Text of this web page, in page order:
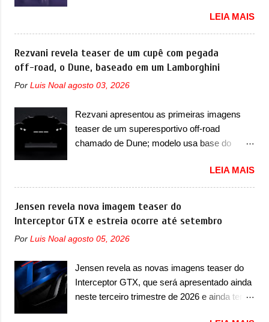
Era o Pointer, versão hatchback do Logus
que chegava depois de um ano de atraso. A
invasão de 1994 foi marcava pelos
franceses, alemães, japoneses e coreanos
que chegaram arrancando corações em
destacaram nas vendas em 1994 foram o
Renault R19 que vinha em 3 versões de
carroceria, sendo duas do hatch e o sedan, a
vai apresentar na China as primeiras
mudanças para o Z20, um misto de hatch
com SUV que é vendido no mercado chinês
desde o lançamento, em 2024. Agora, o
modelo passará por sua primeira mudança
visual e também mudará de nome. Vendido
passará a ser vendido na China apenas
como ‘20’. Junto das mudanças visuais, a
marca confirmou que ele pode ser um dos
novo motor elétrico. Chamado de ’16 em 1’,
também chamado de Thunder, ele apresenta
uma melhoria de eficiência térmica e integra
12 elementos de hardware. Entre eles, motor
elétrico, controlador de motor, redutor,
LBMS, VCU, TMS, controle ativo de pré-
carga e gateway de domínio de energia. Há
mais quatro recursos de software como
LEIA MAIS
Rezvani revela teaser de um cupê com pegada
off-road, o Dune, baseado em um Lamborghini
Por Luis Noal agosto 03, 2026
Rezvani apresentou as primeiras imagens
teaser de um superesportivo off-road
chamado de Dune; modelo usa base do
Rezvani apresentou as primeiras imagens
teaser de um novo superesportivo que vai
oferecer aos seus consumidores. Trata-se do
Dune, um cupê superesportivo que terá uma
esportivos recentemente tiveram, como o
Huracán Sterrato. E o modelo italiano tem
grande parte no desenvolvimento do Dune.
Baseado no Huracán, o Dune nasce com
LEIA MAIS
Jensen revela nova imagem teaser do
Interceptor GTX e estreia ocorre até setembro
Por Luis Noal agosto 05, 2026
Jensen revela as novas imagens teaser do
Interceptor GTX, que será apresentado ainda
neste terceiro trimestre de 2026 e ainda terá